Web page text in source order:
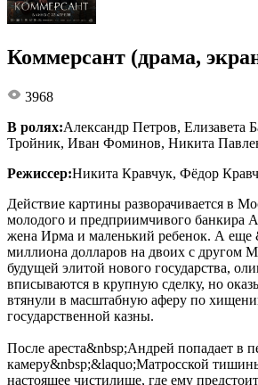
Коммерсант (драма,
3968
В ролях:Александр Петров, Елизавета
Тройник, Иван Фоминов, Никита
Режиссер:Никита Кравчук, Фёдор
Действие картины разворачивается в
молодого и предприимчивого банкира
жена Ирма и маленький ребенок. А еще
миллиона долларов на двоих с другом
будущей элитой нового государства,
вписываются в крупную сделку, но
втянули в масштабную аферу по
государственной казны.
После ареста&nbsp;Андрей попадает в
камеру&nbsp;&laquo;Матросской
настоящее чистилище, где ему